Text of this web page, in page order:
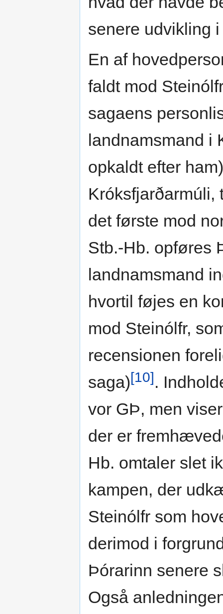
senere udvikling
En af
faldt mod
sagaens
landnamsmand i
opkaldt efter
det første mod
Stb.-Hb. opføres
landnamsmand
hvortil føjes en
mod Steinólfr,
recensionen
saga)[10].
vor GÞ, men
der er
Hb. omtaler slet
kampen, der
Steinólfr som
derimod i
Þórarinn senere
Også